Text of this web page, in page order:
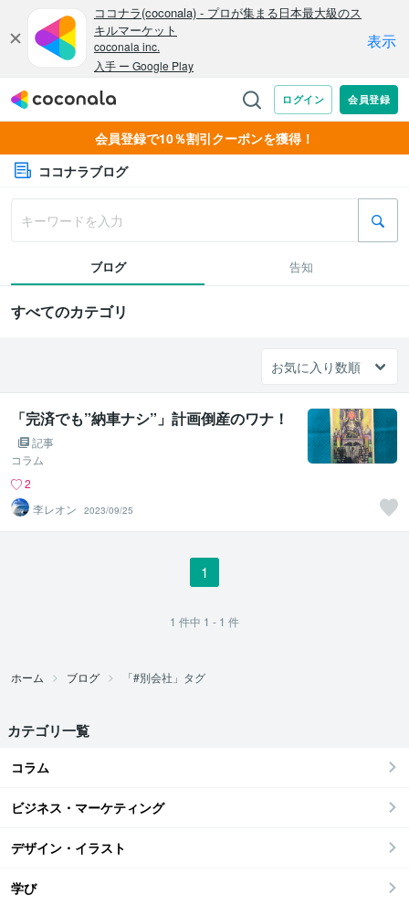
会員登録で10％割引クーポンを獲得！
ココナラブログ
ブログ 告知
すべてのカテゴリ
「完済でも”納車ナシ”」計画倒産のワナ！
記事
コラム
2
李レオン
2023/09/25
1
1 件中 1 - 1 件
ホーム ブログ 「#別会社」タグ
カテゴリ一覧
コラム
ビジネス・マーケティング
デザイン・イラスト
学び